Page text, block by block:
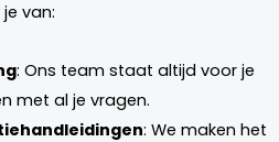
van:
: Ons team staat altijd voor je
met al je vragen.
: We maken het